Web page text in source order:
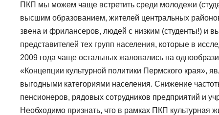
ПКП мы можем чаще встретить среди молодежи
высшим образованием, жителей центральных
звена и фрилансеров, людей с низким (студенты!) и
представителей тех групп населения, которые в
2009 года чаще остальных жаловались на
«Концепции культурной политики Пермского края»,
выгодными категориями населения. Снижение
пенсионеров, рядовых сотрудников предприятий и
Необходимо признать, что в рамках ПКП культурная